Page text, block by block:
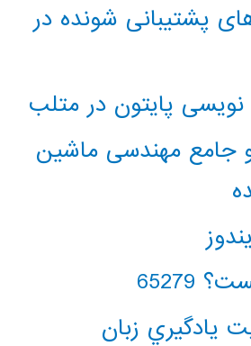
پشتیبانی شونده در
نویسی پایتون در متلب
جامع مهندسی ماشین
يادگيري زبان